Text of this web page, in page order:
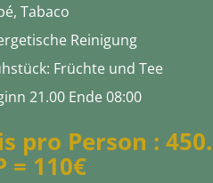
Tabaco
Reinigung
Früchte und Tee
21.00 Ende 08:00
pro Person :
= 110€